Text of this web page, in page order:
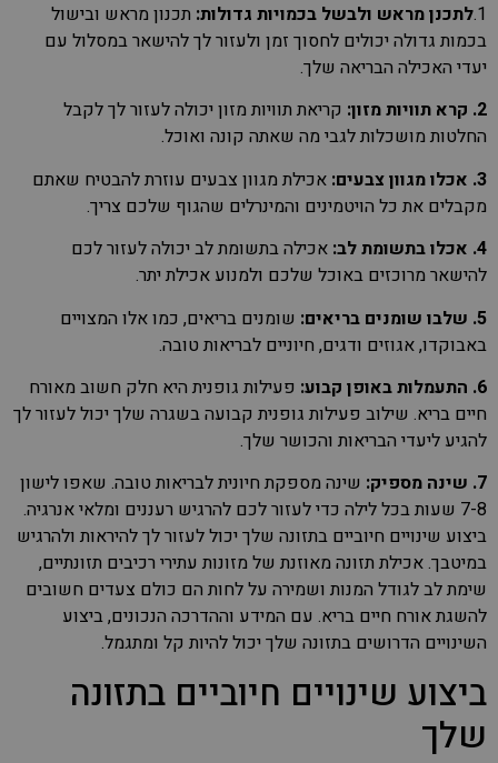
1.לתכנן מראש ולבשל בכמויות גדולות: תכנון מראש ובישול
בכמות גדולה יכולים לחסוך זמן ולעזור לך להישאר במסלול עם
יעדי האכילה הבריאה שלך.
2. קרא תוויות מזון:
קריאת תוויות מזון יכולה לעזור לך לקבל
החלטות מושכלות לגבי מה שאתה קונה ואוכל.
3. אכלו מגוון צבעים:
אכילת מגוון צבעים עוזרת להבטיח שאתם
מקבלים את כל הויטמינים והמינרלים שהגוף שלכם צריך.
4. אכלו בתשומת לב:
אכילה בתשומת לב יכולה לעזור לכם
להישאר מרוכזים באוכל שלכם ולמנוע אכילת יתר.
5. שלבו שומנים בריאים:
שומנים בריאים, כמו אלו המצויים
באבוקדו, אגוזים ודגים, חיוניים לבריאות טובה.
6. התעמלות באופן קבוע:
פעילות גופנית היא חלק חשוב מאורח
חיים בריא. שילוב פעילות גופנית קבועה בשגרה שלך יכול לעזור לך
להגיע ליעדי הבריאות והכושר שלך.
7. שינה מספיק:
שינה מספקת חיונית לבריאות טובה. שאפו לישון
7-8 שעות בכל לילה כדי לעזור לכם להרגיש רעננים ומלאי אנרגיה.
ביצוע שינויים חיוביים בתזונה שלך יכול לעזור לך להיראות ולהרגיש
במיטבך. אכילת תזונה מאוזנת של מזונות עתירי רכיבים תזונתיים,
שימת לב לגודל המנות ושמירה על לחות הם כולם צעדים חשובים
להשגת אורח חיים בריא. עם המידע וההדרכה הנכונים, ביצוע
השינויים הדרושים בתזונה שלך יכול להיות קל ומתגמל.
ביצוע שינויים חיוביים בתזונה
שלך